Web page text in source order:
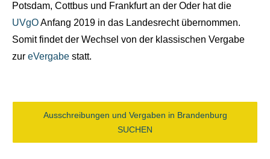
Potsdam, Cottbus und Frankfurt an der Oder hat die
UVgOAnfang 2019 in das Landesrecht übernommen.
Somit findet der Wechsel von der klassischen Vergabe
zur eVergabe statt.
Ausschreibungen und Vergaben in Brandenburg
SUCHEN